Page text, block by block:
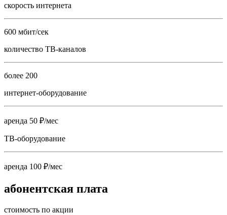
скорость интернета
600 мбит/сек
количество ТВ-каналов
более 200
интернет-оборудование
аренда 50 ₽/мес
ТВ-оборудование
аренда 100 ₽/мес
абонентская плата
стоимость по акции